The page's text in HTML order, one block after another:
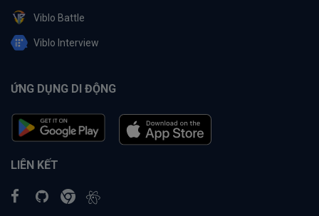
Viblo Battle
Viblo Interview
ỨNG DỤNG DI ĐỘNG
LIÊN KẾT